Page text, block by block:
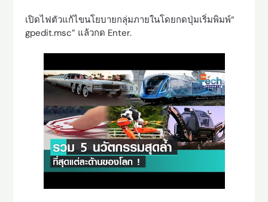
เปิดไฟตัวแก้ไขนโยบายกลุ่มภายในโดยกดปุ่มเริ่มพิมพ์“
gpedit.msc” แล้วกด Enter.